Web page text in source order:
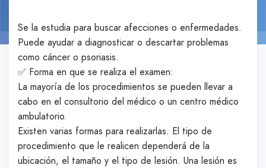
Se la estudia para buscar afecciones o enfermedades.
Puede ayudar a diagnosticar o descartar problemas
como cáncer o psoriasis.
✅ Forma en que se realiza el examen:
La mayoría de los procedimientos se pueden llevar a
cabo en el consultorio del médico o un centro médico
ambulatorio.
Existen varias formas para realizarlas. El tipo de
procedimiento que le realicen dependerá de la
ubicación, el tamaño y el tipo de lesión. Una lesión es